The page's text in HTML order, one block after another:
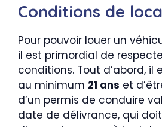
Conditions de
Pour pouvoir louer un
il est primordial de
conditions. Tout d’abord, il
au minimum 21 ans et
d’un permis de conduire
date de délivrance, qui